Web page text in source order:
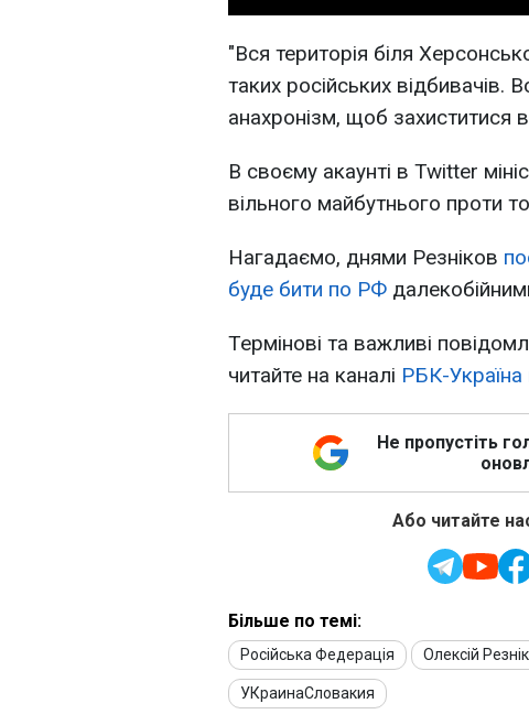
"Вся територія біля
таких російських відбивачів.
анахронізм, щоб захиститися
В своєму акаунті в Twitter
вільного майбутнього проти
Нагадаємо, днями Резніков
буде бити по РФ
Термінові та важливі
читайте на каналі РБК-
Не пропустіть
Або читайте
Більше по темі:
Російська Федерація Олексій
УКраинаСловакия